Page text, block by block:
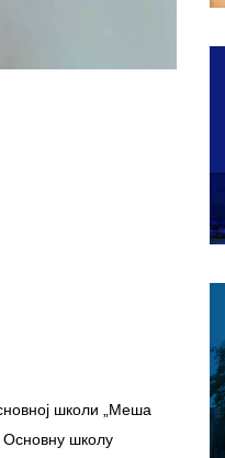
школи „Меша
Основну школу